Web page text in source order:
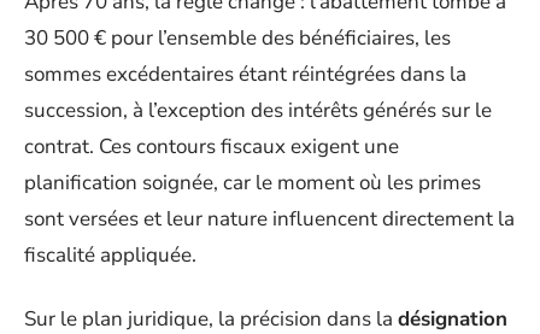
30 500 € pour l’ensemble des bénéficiaires, les
sommes excédentaires étant réintégrées dans la
succession, à l’exception des intérêts générés sur le
contrat. Ces contours fiscaux exigent une
planification soignée, car le moment où les primes
sont versées et leur nature influencent directement la
fiscalité appliquée.
Sur le plan juridique, la précision dans la désignation